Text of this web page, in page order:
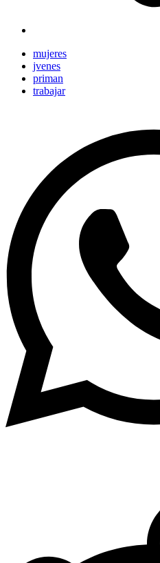
mujeres
jvenes
priman
trabajar